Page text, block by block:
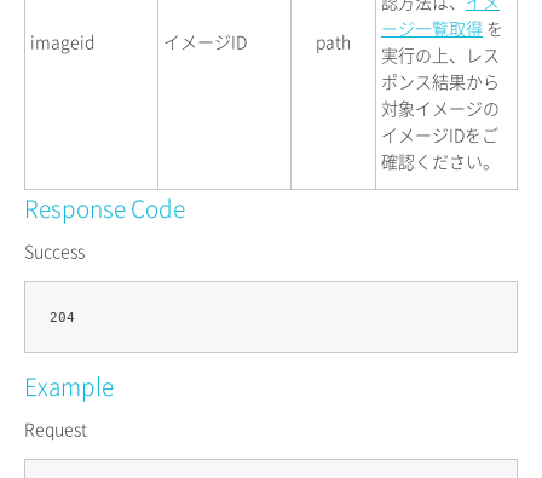
imageid イメージID path
ージ一覧取得 を
実行の上、レス
ポンス結果から
対象イメージの
イメージIDをご
確認ください。
Response Code
Success
Example
Request